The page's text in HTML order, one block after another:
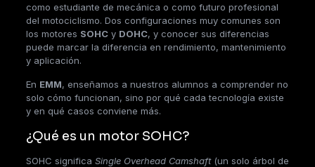
como estudiante de mecánica o como futuro profesional
del motociclismo. Dos configuraciones muy comunes son
los motores SOHCy DOHC, y conocer sus diferencias
puede marcar la diferencia en rendimiento, mantenimiento
y aplicación.
En EMM, enseñamos a nuestros alumnos a comprender no
solo cómo funcionan, sino por qué cada tecnología existe
y en qué casos conviene más.
¿Qué es un motor SOHC?
SOHC significa Single Overhead Camshaft(un solo árbol de